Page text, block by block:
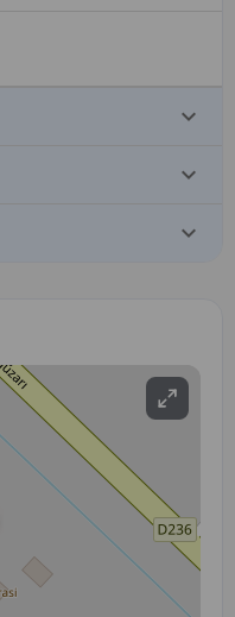
keyboard_arrow_down
keyboard_arrow_down
keyboard_arrow_down